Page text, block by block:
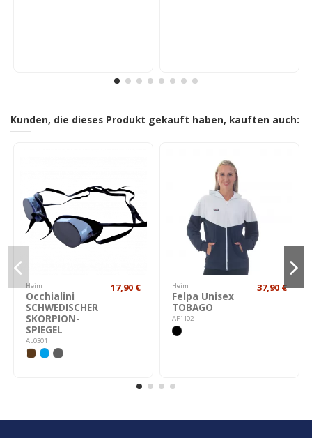
Kunden, die dieses Produkt gekauft haben, kauften auch:
Heim
Occhialini
SCHWEDISCHER
SKORPION-
SPIEGEL
AL0301
17,90 € Heim
Felpa Unisex
TOBAGO
AF1102
37,90 €